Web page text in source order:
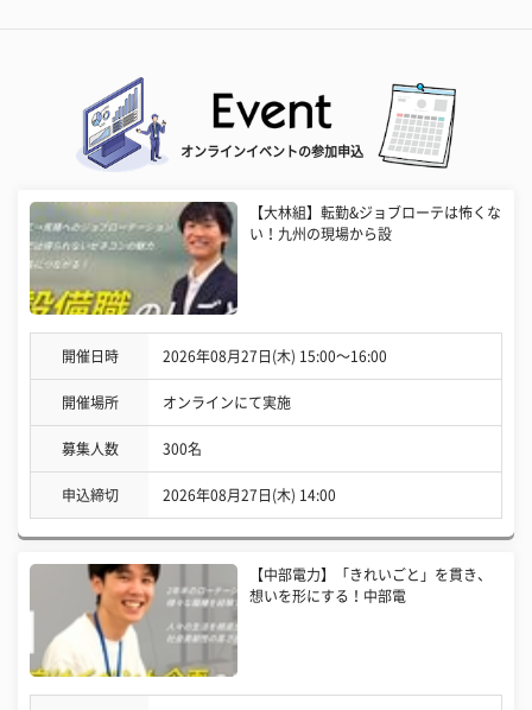
オンラインイベントの参加申込
【大林組】転勤&ジョブローテは怖くな
い！九州の現場から設
開催日時 2026年08月27日(木) 15:00〜16:00
開催場所 オンラインにて実施
募集人数 300名
申込締切 2026年08月27日(木) 14:00
【中部電力】「きれいごと」を貫き、
想いを形にする！中部電